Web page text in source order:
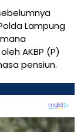
Lampung
AKBP (P)
pensiun.